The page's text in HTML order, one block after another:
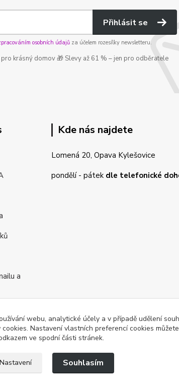
Přihlásit se
osobních údajůza účelem rozesílky newsletteru.
krásný domov 🎁 Slevy až 61 % – jen pro odběratele
a
Kde nás najdete
Lomená 20, Opava Kylešovice
pondělí - pátek dle telefonické
webu, analytické účely a v případě udělení
Nastavení vlastních preferencí cookies
ve spodní části stránek.
Nastavení Souhlasím